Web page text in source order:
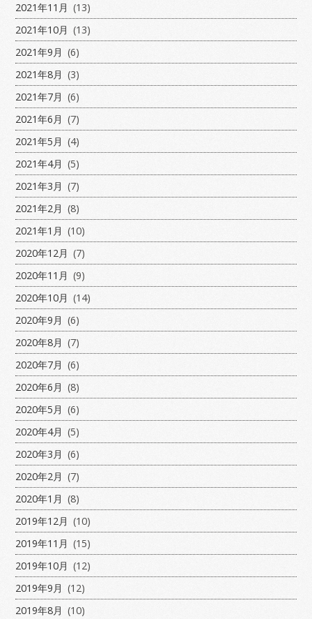
2021年11月 (13)
2021年10月 (13)
2021年9月 (6)
2021年8月 (3)
2021年7月 (6)
2021年6月 (7)
2021年5月 (4)
2021年4月 (5)
2021年3月 (7)
2021年2月 (8)
2021年1月 (10)
2020年12月 (7)
2020年11月 (9)
2020年10月 (14)
2020年9月 (6)
2020年8月 (7)
2020年7月 (6)
2020年6月 (8)
2020年5月 (6)
2020年4月 (5)
2020年3月 (6)
2020年2月 (7)
2020年1月 (8)
2019年12月 (10)
2019年11月 (15)
2019年10月 (12)
2019年9月 (12)
2019年8月 (10)